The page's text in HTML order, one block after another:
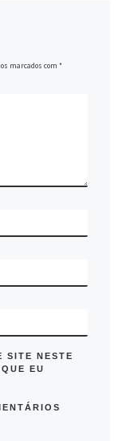
marcados com*
SITE NESTE
EU